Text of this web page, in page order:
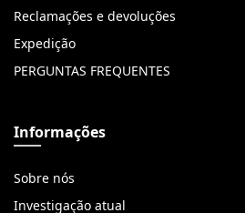
Reclamações e devoluções
Expedição
PERGUNTAS FREQUENTES
Informações
Sobre nós
Investigação atual